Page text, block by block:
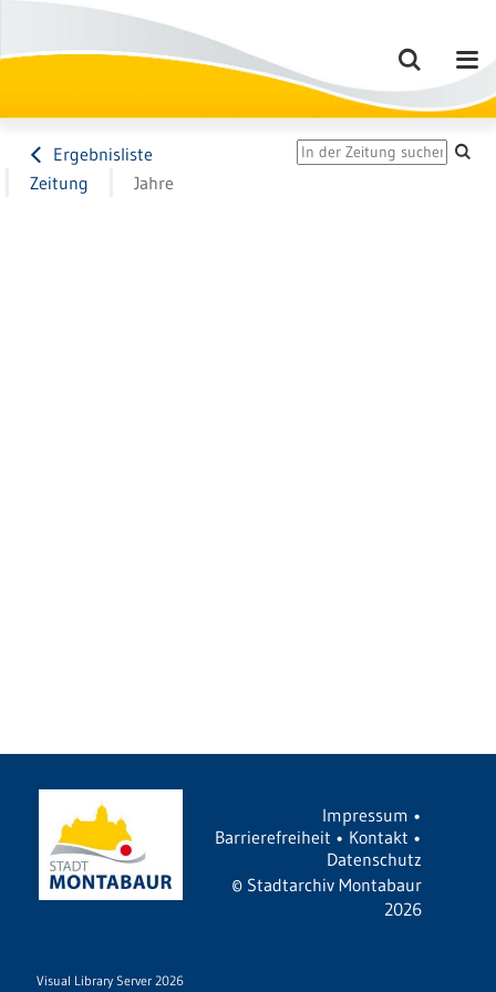
Ergebnisliste
Zeitung
Jahre
Impressum •
Barrierefreiheit • Kontakt •
Datenschutz
© Stadtarchiv Montabaur
2026
Visual Library Server 2026